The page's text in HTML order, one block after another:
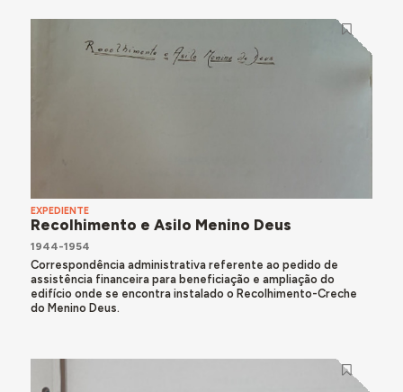
EXPEDIENTE
Recolhimento e Asilo Menino Deus
1944-1954
Correspondência administrativa referente ao pedido de
assistência financeira para beneficiação e ampliação do
edifício onde se encontra instalado o Recolhimento-Creche
do Menino Deus.